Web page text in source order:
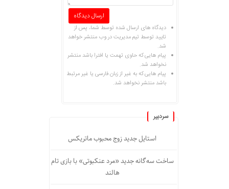
دیدگاه های ارسال شده توسط شما، پس از
تایید توسط تیم مدیریت در وب منتشر خواهد
شد.
پیام هایی که حاوی تهمت یا افترا باشد منتشر
نخواهد شد.
پیام هایی که به غیر از زبان فارسی یا غیر مرتبط
باشد منتشر نخواهد شد.
سردبیر
استایل جدید زوج محبوب ماتریکس
ساخت سه‌گانه جدید «مرد عنکبوتی» با بازی تام
هالند